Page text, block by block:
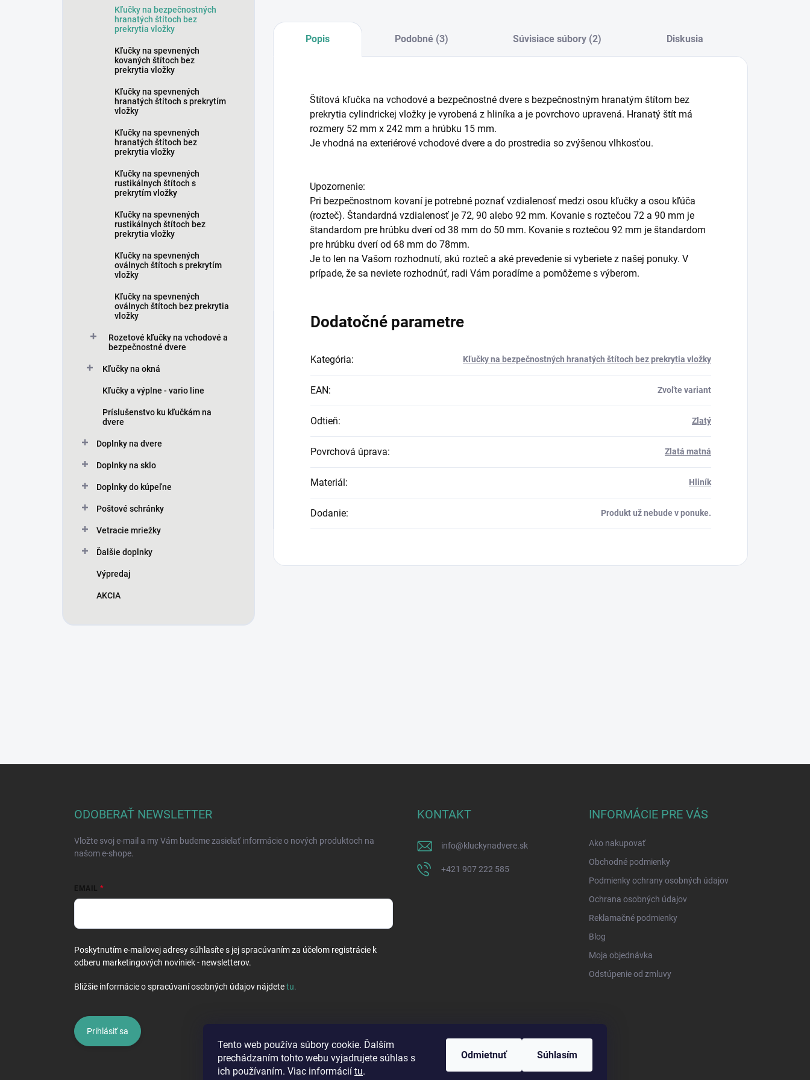
Tento web používa súbory cookie. Ďalším
prechádzaním tohto webu vyjadrujete súhlas s
ich používaním. Viac informácií tu.
Odmietnuť Súhlasím
Kľučky na bezpečnostných
hranatých štítoch bez
prekrytia vložky
Kľučky na spevnených
kovaných štítoch bez
prekrytia vložky
Kľučky na spevnených
hranatých štítoch s prekrytím
vložky
Kľučky na spevnených
hranatých štítoch bez
prekrytia vložky
Kľučky na spevnených
rustikálnych štítoch s
prekrytím vložky
Kľučky na spevnených
rustikálnych štítoch bez
prekrytia vložky
Kľučky na spevnených
oválnych štítoch s prekrytím
vložky
Kľučky na spevnených
oválnych štítoch bez prekrytia
vložky
Rozetové kľučky na vchodové a
bezpečnostné dvere
Kľučky na okná
Kľučky a výplne - vario line
Príslušenstvo ku kľučkám na
dvere
Doplnky na dvere
Doplnky na sklo
Doplnky do kúpeľne
Poštové schránky
Vetracie mriežky
Ďalšie doplnky
Výpredaj
AKCIA
Popis Podobné (3) Súvisiace súbory (2) Diskusia
Štítová kľučka na vchodové a bezpečnostné dvere s bezpečnostným hranatým štítom bez
prekrytia cylindrickej vložky je vyrobená z hliníka a je povrchovo upravená. Hranatý štít má
rozmery 52 mm x 242 mm a hrúbku 15 mm.
Je vhodná na exteriérové vchodové dvere a do prostredia so zvýšenou vlhkosťou.
Upozornenie:
Pri bezpečnostnom kovaní je potrebné poznať vzdialenosť medzi osou kľučky a osou kľúča
(rozteč). Štandardná vzdialenosť je 72, 90 alebo 92 mm. Kovanie s roztečou 72 a 90 mm je
štandardom pre hrúbku dverí od 38 mm do 50 mm. Kovanie s roztečou 92 mm je štandardom
pre hrúbku dverí od 68 mm do 78mm.
Je to len na Vašom rozhodnutí, akú rozteč a aké prevedenie si vyberiete z našej ponuky. V
prípade, že sa neviete rozhodnúť, radi Vám poradíme a pomôžeme s výberom.
Dodatočné parametre
Kategória: Kľučky na bezpečnostných hranatých štítoch bez prekrytia vložky
EAN: Zvoľte variant
Odtieň: Zlatý
Povrchová úprava: Zlatá matná
Materiál: Hliník
Dodanie: Produkt už nebude v ponuke.
ODOBERAŤ NEWSLETTER
Vložte svoj e-mail a my Vám budeme zasielať informácie o nových produktoch na
našom e-shope.
EMAIL
Poskytnutím e-mailovej adresy súhlasíte s jej spracúvaním za účelom registrácie k
odberu marketingových noviniek - newsletterov.
Bližšie informácie o spracúvaní osobných údajov nájdetetu.
Prihlásiť sa
KONTAKT
info@kluckynadvere.sk
+421 907 222 585
INFORMÁCIE PRE VÁS
Ako nakupovať
Obchodné podmienky
Podmienky ochrany osobných údajov
Ochrana osobných údajov
Reklamačné podmienky
Blog
Moja objednávka
Odstúpenie od zmluvy